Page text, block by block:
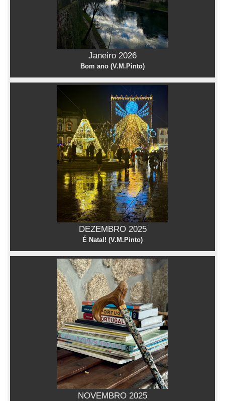
Janeiro 2026
Bom ano (V.M.Pinto)
DEZEMBRO 2025
É Natal! (V.M.Pinto)
NOVEMBRO 2025